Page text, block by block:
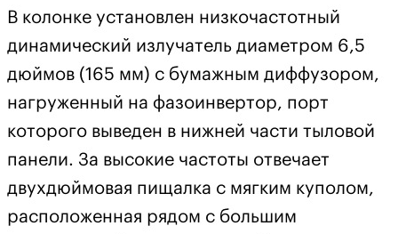
В колонке установлен низкочастотный
динамический излучатель диаметром 6,5
дюймов (165 мм) с бумажным диффузором,
нагруженный на фазоинвертор, порт
которого выведен в нижней части тыловой
панели. За высокие частоты отвечает
двухдюймовая пищалка с мягким куполом,
расположенная рядом с большим